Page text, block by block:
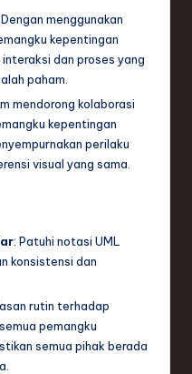
Dengan menggunakan
kepentingan
dan proses yang
paham.
mendorong kolaborasi
kepentingan
perilaku
visual yang sama.
: Patuhi notasi UML
konsistensi dan
rutin terhadap
pemangku
semua pihak berada